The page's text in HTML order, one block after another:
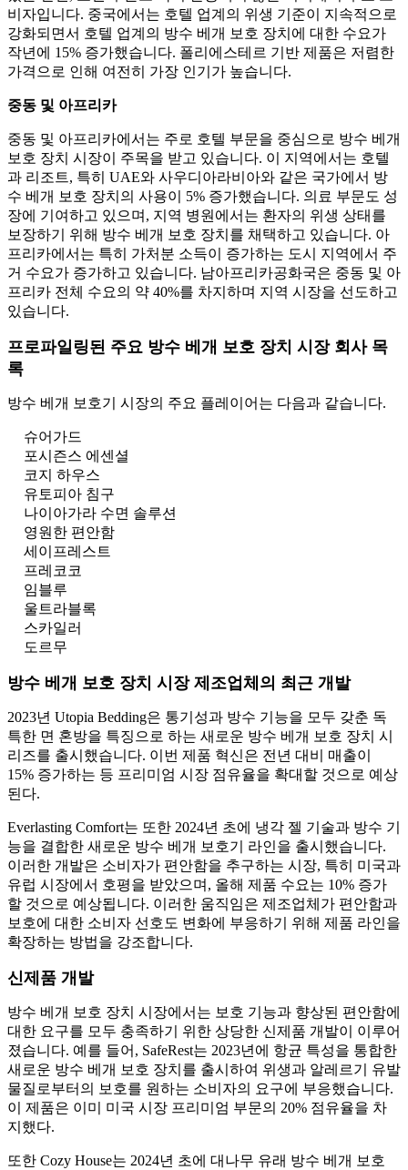
비자입니다. 중국에서는 호텔 업계의 위생 기준이 지속적으로
강화되면서 호텔 업계의 방수 베개 보호 장치에 대한 수요가
작년에 15% 증가했습니다. 폴리에스테르 기반 제품은 저렴한
가격으로 인해 여전히 가장 인기가 높습니다.
중동 및 아프리카
중동 및 아프리카에서는 주로 호텔 부문을 중심으로 방수 베개
보호 장치 시장이 주목을 받고 있습니다. 이 지역에서는 호텔
과 리조트, 특히 UAE와 사우디아라비아와 같은 국가에서 방
수 베개 보호 장치의 사용이 5% 증가했습니다. 의료 부문도 성
장에 기여하고 있으며, 지역 병원에서는 환자의 위생 상태를
보장하기 위해 방수 베개 보호 장치를 채택하고 있습니다. 아
프리카에서는 특히 가처분 소득이 증가하는 도시 지역에서 주
거 수요가 증가하고 있습니다. 남아프리카공화국은 중동 및 아
프리카 전체 수요의 약 40%를 차지하며 지역 시장을 선도하고
있습니다.
프로파일링된 주요 방수 베개 보호 장치 시장 회사 목
록
방수 베개 보호기 시장의 주요 플레이어는 다음과 같습니다.
슈어가드
포시즌스 에센셜
코지 하우스
유토피아 침구
나이아가라 수면 솔루션
영원한 편안함
세이프레스트
프레코코
임블루
울트라블록
스카일러
도르무
방수 베개 보호 장치 시장 제조업체의 최근 개발
2023년 Utopia Bedding은 통기성과 방수 기능을 모두 갖춘 독
특한 면 혼방을 특징으로 하는 새로운 방수 베개 보호 장치 시
리즈를 출시했습니다. 이번 제품 혁신은 전년 대비 매출이
15% 증가하는 등 프리미엄 시장 점유율을 확대할 것으로 예상
된다.
Everlasting Comfort는 또한 2024년 초에 냉각 젤 기술과 방수 기
능을 결합한 새로운 방수 베개 보호기 라인을 출시했습니다.
이러한 개발은 소비자가 편안함을 추구하는 시장, 특히 미국과
유럽 시장에서 호평을 받았으며, 올해 제품 수요는 10% 증가
할 것으로 예상됩니다. 이러한 움직임은 제조업체가 편안함과
보호에 대한 소비자 선호도 변화에 부응하기 위해 제품 라인을
확장하는 방법을 강조합니다.
신제품 개발
방수 베개 보호 장치 시장에서는 보호 기능과 향상된 편안함에
대한 요구를 모두 충족하기 위한 상당한 신제품 개발이 이루어
졌습니다. 예를 들어, SafeRest는 2023년에 항균 특성을 통합한
새로운 방수 베개 보호 장치를 출시하여 위생과 알레르기 유발
물질로부터의 보호를 원하는 소비자의 요구에 부응했습니다.
이 제품은 이미 미국 시장 프리미엄 부문의 20% 점유율을 차
지했다.
또한 Cozy House는 2024년 초에 대나무 유래 방수 베개 보호